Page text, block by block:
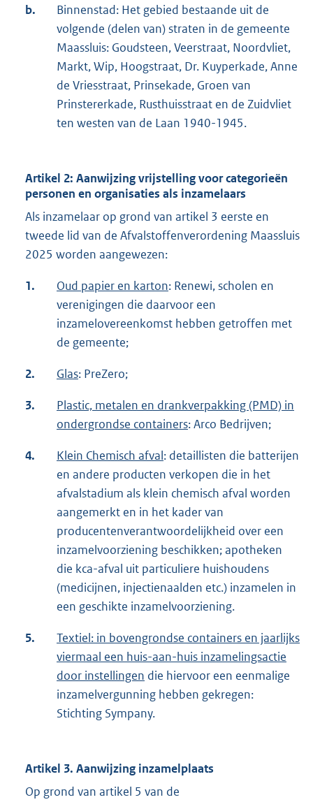
b.
Binnenstad: Het gebied bestaande uit de
volgende (delen van) straten in de gemeente
Maassluis: Goudsteen, Veerstraat, Noordvliet,
Markt, Wip, Hoogstraat, Dr. Kuyperkade, Anne
de Vriesstraat, Prinsekade, Groen van
Prinstererkade, Rusthuisstraat en de Zuidvliet
ten westen van de Laan 1940-1945.
Artikel 2: Aanwijzing vrijstelling voor categorieën
personen en organisaties als inzamelaars
Als inzamelaar op grond van artikel 3 eerste en
tweede lid van de Afvalstoffenverordening Maassluis
2025 worden aangewezen:
1. Oud papier en karton: Renewi, scholen en
verenigingen die daarvoor een
inzamelovereenkomst hebben getroffen met
de gemeente;
2. Glas: PreZero;
3.
Plastic, metalen en drankverpakking (PMD) in
ondergrondse containers: Arco Bedrijven;
4. Klein Chemisch afval: detaillisten die batterijen
en andere producten verkopen die in het
afvalstadium als klein chemisch afval worden
aangemerkt en in het kader van
producentenverantwoordelijkheid over een
inzamelvoorziening beschikken; apotheken
die kca-afval uit particuliere huishoudens
(medicijnen, injectienaalden etc.) inzamelen in
een geschikte inzamelvoorziening.
5.
Textiel: in bovengrondse containers en jaarlijks
viermaal een huis-aan-huis inzamelingsactie
door instellingen die hiervoor een eenmalige
inzamelvergunning hebben gekregen:
Stichting Sympany.
Artikel 3. Aanwijzing inzamelplaats
Op grond van artikel 5 van de